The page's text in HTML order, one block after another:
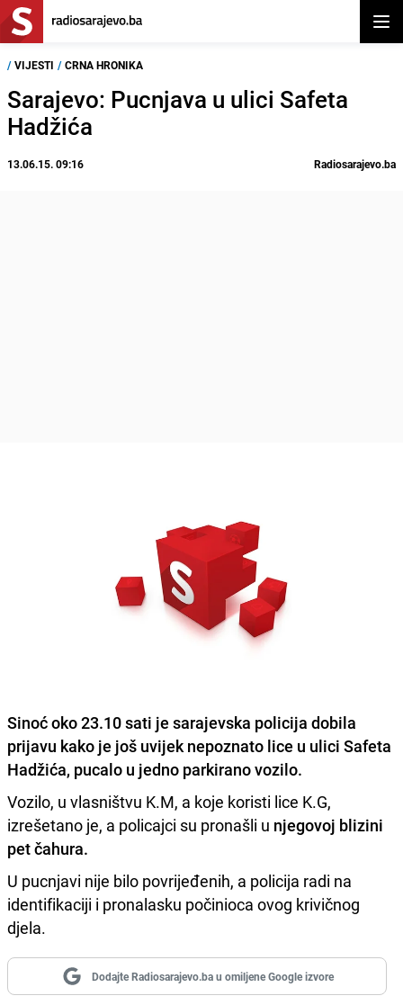
/ VIJESTI / CRNA HRONIKA
Sarajevo: Pucnjava u ulici Safeta
Hadžića
13.06.15. 09:16 Radiosarajevo.ba
Sinoć oko 23.10 sati je sarajevska policija dobila
prijavu kako je još uvijek nepoznato lice u ulici Safeta
Hadžića, pucalo u jedno parkirano vozilo.
Vozilo, u vlasništvu K.M, a koje koristi lice K.G,
izrešetano je, a policajci su pronašli u njegovoj blizini
pet čahura.
U pucnjavi nije bilo povrijeđenih, a policija radi na
identifikaciji i pronalasku počinioca ovog krivičnog
djela.
Dodajte Radiosarajevo.ba u omiljene Google izvore